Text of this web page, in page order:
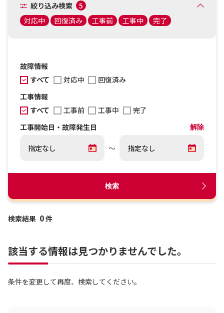
絞り込み検索
5
対応中
回復済み 工事前 工事中 完了
故障情報
すべて
対応中
回復済み
工事情報
すべて
工事前 工事中
完了
工事開始日・故障発生日
解除
～
検索
検索結果 0件
該当する情報は見つかりませんでした。
条件を変更して再度、検索してください。